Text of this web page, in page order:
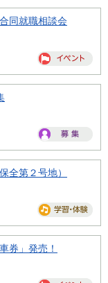
同就職相談会
全第２号地）
券」発売！